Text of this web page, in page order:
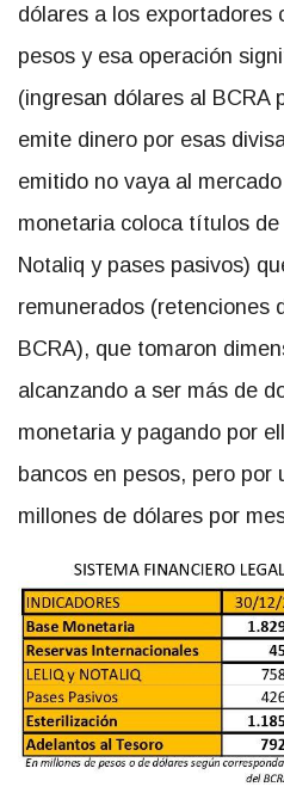
dólares a los exportadores
pesos y esa operación
(ingresan dólares al BCRA
emite dinero por esas
emitido no vaya al
monetaria coloca títulos
Notaliq y pases pasivos)
remunerados (retenciones
BCRA), que tomaron
alcanzando a ser más de
monetaria y pagando por
bancos en pesos, pero por
millones de dólares por